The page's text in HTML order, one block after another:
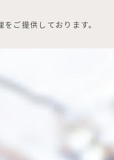
ご提供しております。